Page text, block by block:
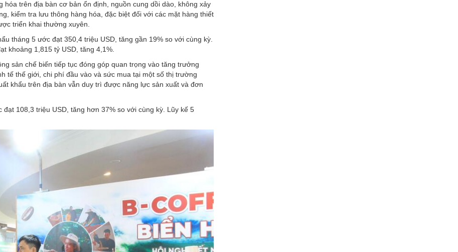
trên địa bàn cơ bản ổn định, nguồn cung dồi dào, không xảy
kiểm tra lưu thông hàng hóa, đặc biệt đối với các mặt hàng thiết
triển khai thường xuyên.
tháng 5 ước đạt 350,4 triệu USD, tăng gần 19% so với cùng kỳ.
khoảng 1,815 tỷ USD, tăng 4,1%.
sản chế biến tiếp tục đóng góp quan trọng vào tăng trưởng
tế thế giới, chi phí đầu vào và sức mua tại một số thị trường
khẩu trên địa bàn vẫn duy trì được năng lực sản xuất và đơn
108,3 triệu USD, tăng hơn 37% so với cùng kỳ. Lũy kế 5